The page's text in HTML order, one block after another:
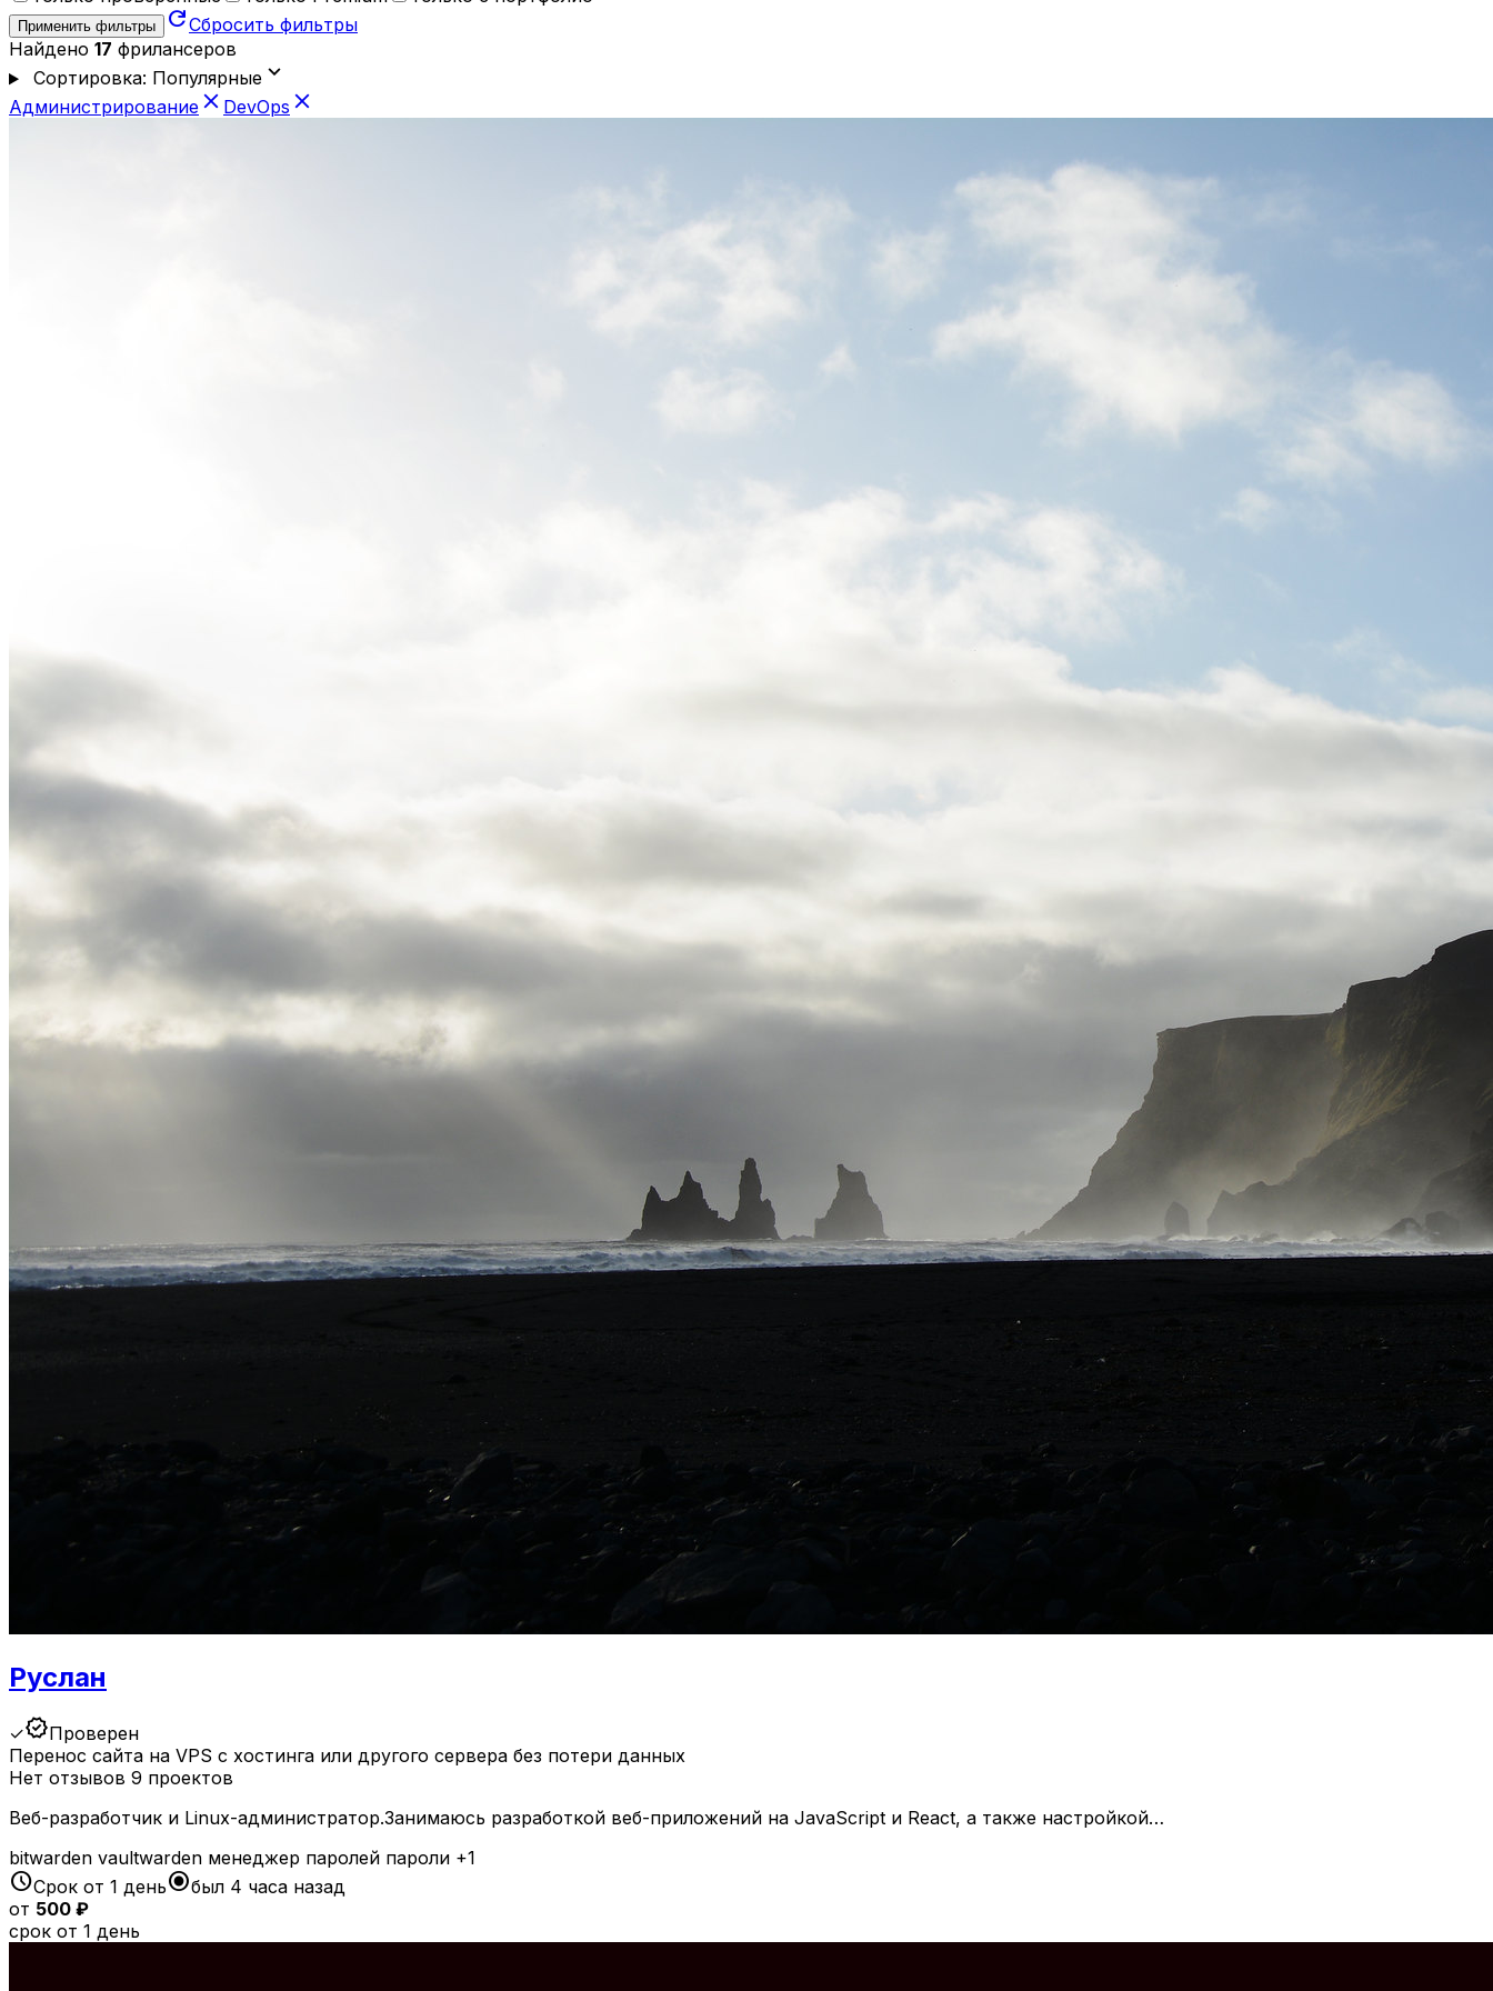
Применить фильтры refreshСбросить фильтры
Найдено 17 фрилансеров
Сортировка: Популярныеexpand_more
Администрирование close DevOps close
Руслан
✓verifiedПроверен
Перенос сайта на VPS с хостинга или другого сервера без потери данных
Нет отзывов 9 проектов
Веб-разработчик и Linux-администратор.Занимаюсь разработкой веб-приложений на JavaScript и React, а также настройкой…
bitwarden vaultwarden менеджер паролей пароли +1
scheduleСрок от 1 деньradio_button_checkedбыл 4 часа назад
от 500 ₽
срок от 1 день